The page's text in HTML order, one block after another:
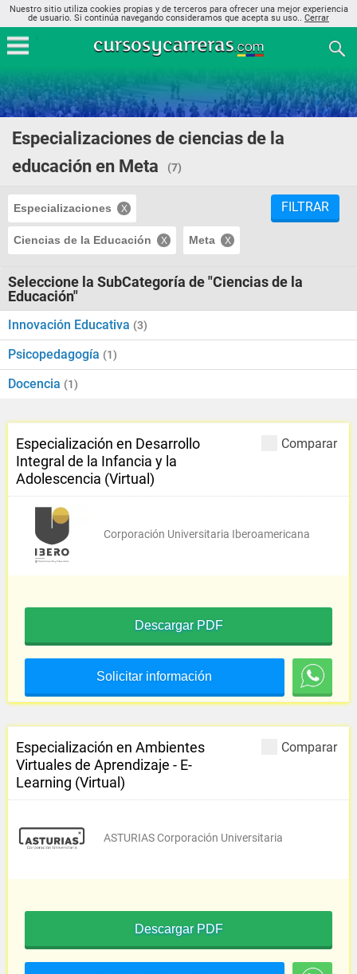
Nuestro sitio utiliza cookies propias y de terceros para ofrecer una mejor experiencia
de usuario. Si continúa navegando consideramos que acepta su uso.. Cerrar
Especializaciones de ciencias de la
educación en Meta
(7)
Especializaciones
Ciencias de la Educación Meta
FILTRAR
Seleccione la SubCategoría de "Ciencias de la
Educación"
Innovación Educativa (3)
Psicopedagogía (1)
Docencia (1)
Comparar
Especialización en Desarrollo
Integral de la Infancia y la
Adolescencia (Virtual)
Corporación Universitaria Iberoamericana
Descargar PDF
Solicitar información
Comparar
Especialización en Ambientes
Virtuales de Aprendizaje - E-
Learning (Virtual)
ASTURIAS Corporación Universitaria
Descargar PDF